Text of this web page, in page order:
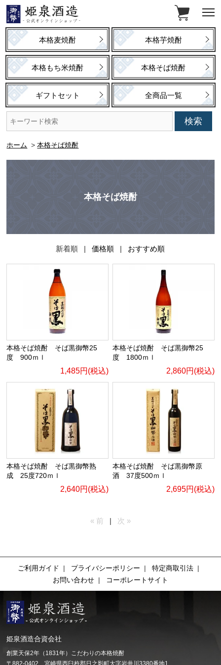
本格麦焼酎 本格芋焼酎
本格もち米焼酎 本格そば焼酎
ギフトセット 全商品一覧
ホーム >本格そば焼酎
本格そば焼酎
新着順 |価格順 | おすすめ順
本格そば焼酎 そば黒御幣25
度 900ｍｌ
1,485円(税込)
本格そば焼酎 そば黒御幣25
度 1800ｍｌ
2,860円(税込)
本格そば焼酎 そば黒御幣熟
成 25度720ｍｌ
2,640円(税込)
本格そば焼酎 そば黒御幣原
酒 37度500ｍｌ
2,695円(税込)
« 前 次 »
ご利用ガイド | プライバシーポリシー | 特定商取引法|
お問い合わせ| コーポレートサイト
姫泉酒造合資会社
創業天保2年（1831年）こだわりの本格焼酎